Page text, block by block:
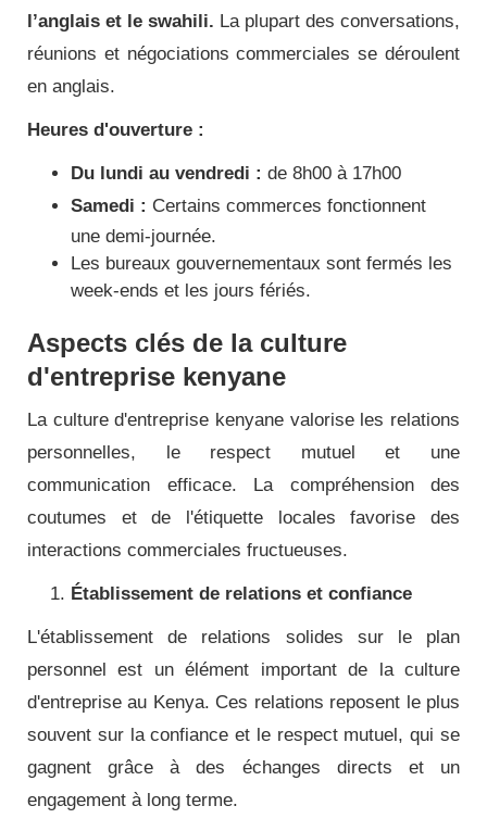
l’anglais et le swahili. La plupart des conversations,
réunions et négociations commerciales se déroulent
en anglais.
Heures d'ouverture :
Du lundi au vendredi : de 8h00 à 17h00
Samedi : Certains commerces fonctionnent
une demi-journée.
Les bureaux gouvernementaux sont fermés les
week-ends et les jours fériés.
Aspects clés de la culture
d'entreprise kenyane
La culture d'entreprise kenyane valorise les relations
personnelles, le respect mutuel et une
communication efficace. La compréhension des
coutumes et de l'étiquette locales favorise des
interactions commerciales fructueuses.
Établissement de relations et confiance
L'établissement de relations solides sur le plan
personnel est un élément important de la culture
d'entreprise au Kenya. Ces relations reposent le plus
souvent sur la confiance et le respect mutuel, qui se
gagnent grâce à des échanges directs et un
engagement à long terme.